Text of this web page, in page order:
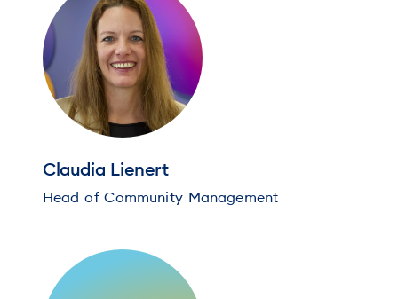
Claudia Lienert
Head of Community Management